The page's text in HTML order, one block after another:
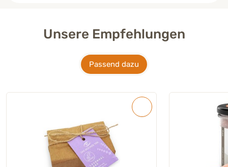
Unsere Empfehlungen
Passend dazu